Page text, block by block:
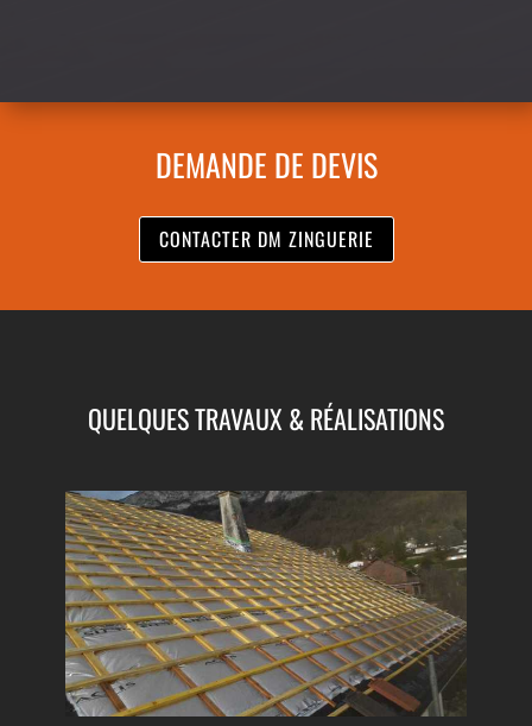
DEMANDE DE DEVIS
CONTACTER DM ZINGUERIE
QUELQUES TRAVAUX & RÉALISATIONS